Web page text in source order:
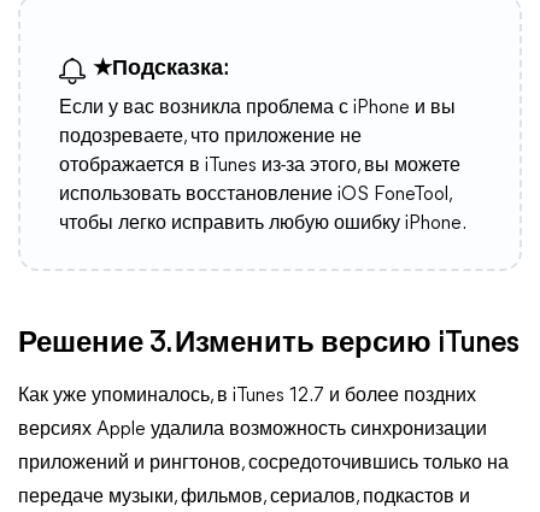
★Подсказка:
Если у вас возникла проблема с iPhone и вы
подозреваете, что приложение не
отображается в iTunes из-за этого, вы можете
использовать восстановление iOS FoneTool,
чтобы легко исправить любую ошибку iPhone.
Решение 3. Изменить версию iTunes
Как уже упоминалось, в iTunes 12.7 и более поздних
версиях Apple удалила возможность синхронизации
приложений и рингтонов, сосредоточившись только на
передаче музыки, фильмов, сериалов, подкастов и